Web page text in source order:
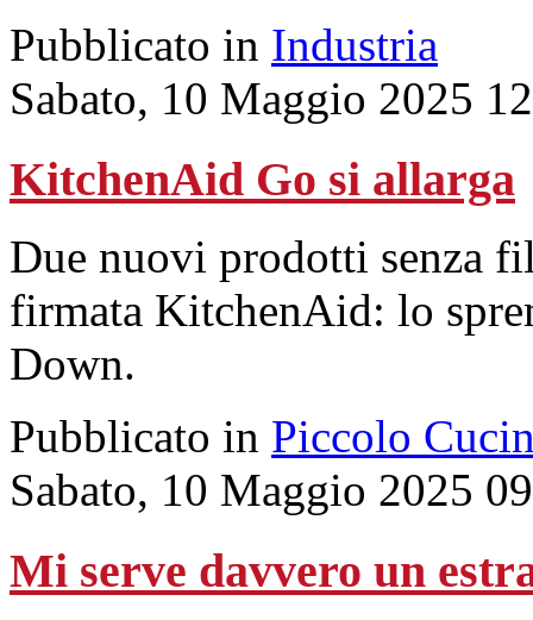
Pubblicato in Industria
Sabato, 10 Maggio 2025
KitchenAid Go si allarga
Due nuovi prodotti senza
firmata KitchenAid: lo
Down.
Pubblicato in Piccolo
Sabato, 10 Maggio 2025
Mi serve davvero un